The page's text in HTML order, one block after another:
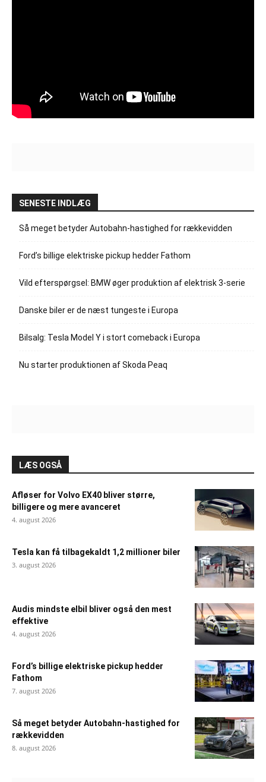
SENESTE INDLÆG
Så meget betyder Autobahn-hastighed for rækkevidden
Ford’s billige elektriske pickup hedder Fathom
Vild efterspørgsel: BMW øger produktion af elektrisk 3-serie
Danske biler er de næst tungeste i Europa
Bilsalg: Tesla Model Y i stort comeback i Europa
Nu starter produktionen af Skoda Peaq
LÆS OGSÅ
Afløser for Volvo EX40 bliver større,
billigere og mere avanceret
4. august 2026
Tesla kan få tilbagekaldt 1,2 millioner biler
3. august 2026
Audis mindste elbil bliver også den mest
effektive
4. august 2026
Ford’s billige elektriske pickup hedder
Fathom
7. august 2026
Så meget betyder Autobahn-hastighed for
rækkevidden
8. august 2026